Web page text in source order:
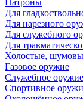
Патроны
Для
Для нарезного
Для служебного
Для
Холостые,
Газовое оружие
Служебное оружие
Спортивное